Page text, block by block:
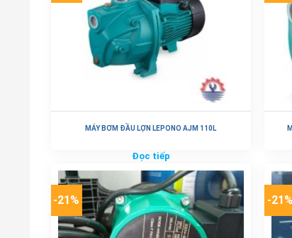
MÁY BƠM ĐẦU LỢN LEPONO AJM 110L
Đọc tiếp
-21% -21%